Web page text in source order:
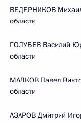
ВЕДЕРНИКОВ Михаил
области
ГОЛУБЕВ Василий
области
МАЛКОВ Павел
области
АЗАРОВ Дмитрий